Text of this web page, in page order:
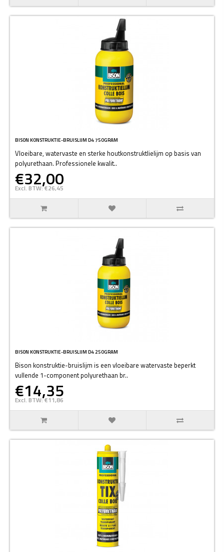
BISON KONSTRUKTIE-BRUISLIJM D4 750GRAM
Vloeibare, watervaste en sterke houtkonstruktlielijm op basis van
polyurethaan. Professionele kwalit..
€32,00
Excl. BTW: €26,45
BISON KONSTRUKTIE-BRUISLIJM D4 250GRAM
Bison konstruktie-bruislijm is een vloeibare watervaste beperkt
vullende 1-component polyurethaan br..
€14,35
Excl. BTW: €11,86